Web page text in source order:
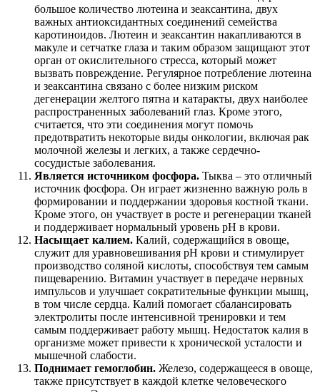
большое количество лютеина и зеаксантина, двух
важных антиоксидантных соединений семейства
каротиноидов. Лютеин и зеаксантин накапливаются в
макуле и сетчатке глаза и таким образом защищают этот
орган от окислительного стресса, который может
вызвать повреждение. Регулярное потребление лютеина
и зеаксантина связано с более низким риском
дегенерации желтого пятна и катаракты, двух наиболее
распространенных заболеваний глаз. Кроме этого,
считается, что эти соединения могут помочь
предотвратить некоторые виды онкологии, включая рак
молочной железы и легких, а также сердечно-
сосудистые заболевания.
Является источником фосфора. Тыква – это отличный
источник фосфора. Он играет жизненно важную роль в
формировании и поддержании здоровья костной ткани.
Кроме этого, он участвует в росте и регенерации тканей
и поддерживает нормальный уровень pH в крови.
Насыщает калием. Калий, содержащийся в овоще,
служит для уравновешивания рН крови и стимулирует
производство соляной кислоты, способствуя тем самым
пищеварению. Витамин участвует в передаче нервных
импульсов и улучшает сократительные функции мышц,
в том числе сердца. Калий помогает сбалансировать
электролиты после интенсивной тренировки и тем
самым поддерживает работу мышц. Недостаток калия в
организме может привести к хронической усталости и
мышечной слабости.
Поднимает гемоглобин. Железо, содержащееся в овоще,
также присутствует в каждой клетке человеческого